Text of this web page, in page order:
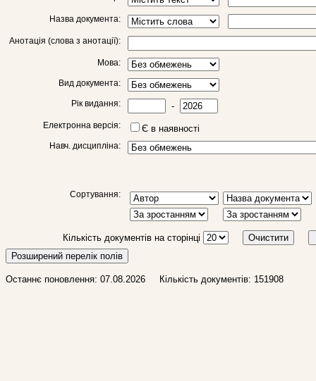
Назва документа:
Анотація (слова з анотації):
Мова:
Вид документа:
Рік видання: -
Електронна версія: Є в наявності
Навч. дисципліна:
Сортування:
Кількість документів на сторінці
Розширений перелік полів
Останнє поновлення: 07.08.2026 Кількість документів: 151908